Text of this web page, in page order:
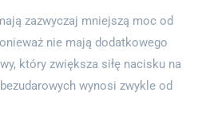
zazwyczaj mniejszą moc od
nie mają dodatkowego
który zwiększa siłę nacisku na
wynosi zwykle od